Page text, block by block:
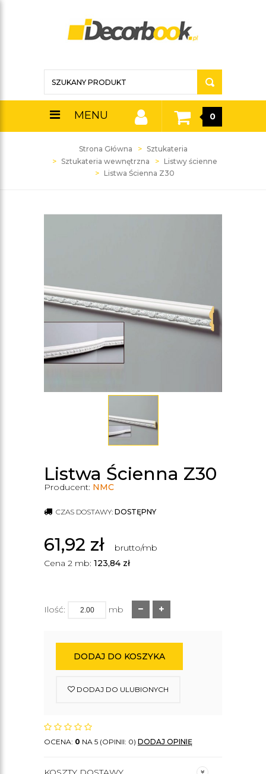
MENU 0
Strona Główna
Sztukateria
Sztukateria wewnętrzna
Listwy ścienne
Listwa Ścienna Z30
Listwa Ścienna Z30
Producent: NMC
CZAS DOSTAWY: DOSTĘPNY
61,92 zł
brutto/mb
Cena 2 mb: 123,84 zł
Ilość: mb
DODAJ DO KOSZYKA
DODAJ DO ULUBIONYCH
OCENA: 0 NA 5 (OPINII: 0) DODAJ OPINIĘ